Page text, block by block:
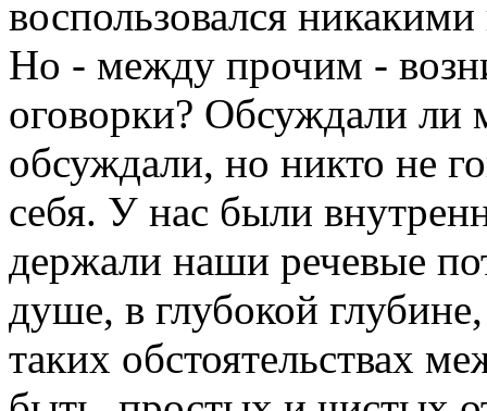
воспользовался
Но - между прочим -
оговорки? Обсуждали
обсуждали, но никто не
себя. У нас были
держали наши речевые
душе, в глубокой
таких обстоятельствах